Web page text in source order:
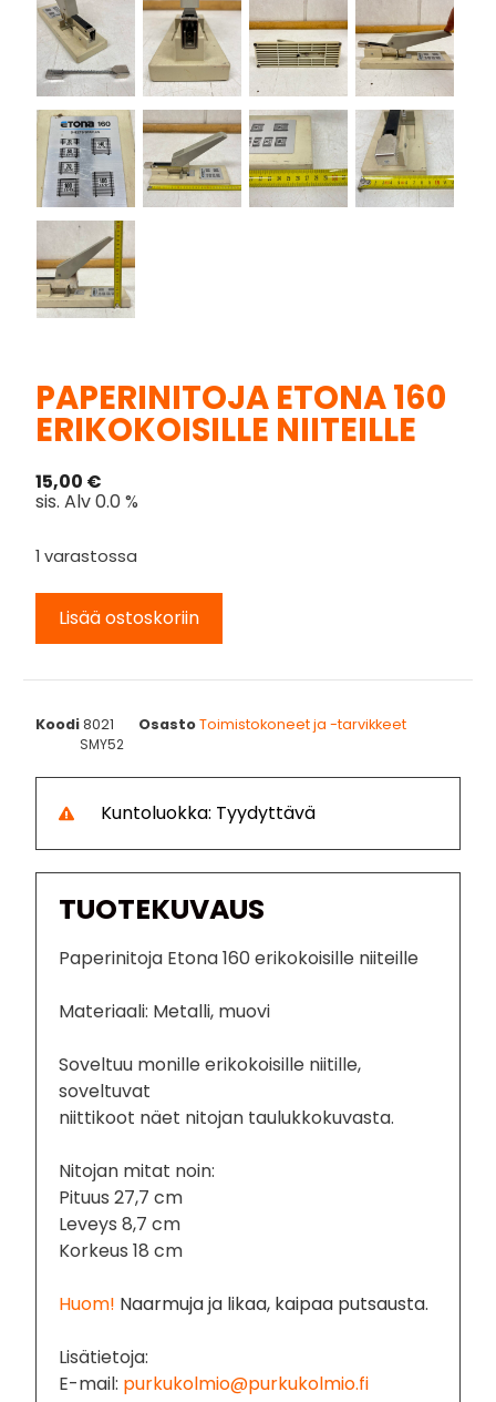
PAPERINITOJA ETONA 160
ERIKOKOISILLE NIITEILLE
15,00 €
sis. Alv 0.0 %
1 varastossa
Lisää ostoskoriin
Koodi8021 OsastoToimistokoneet ja -tarvikkeet
SMY52
Kuntoluokka: Tyydyttävä
TUOTEKUVAUS
Paperinitoja Etona 160 erikokoisille niiteille
Materiaali: Metalli, muovi
Soveltuu monille erikokoisille niitille,
soveltuvat
niittikoot näet nitojan taulukkokuvasta.
Nitojan mitat noin:
Pituus 27,7 cm
Leveys 8,7 cm
Korkeus 18 cm
Huom! Naarmuja ja likaa, kaipaa putsausta.
Lisätietoja:
E-mail: purkukolmio@purkukolmio.fi